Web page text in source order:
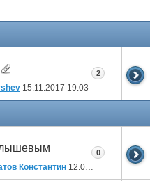
15.11.2017 19:03
2
Константин 12.08.2023 18:27
0